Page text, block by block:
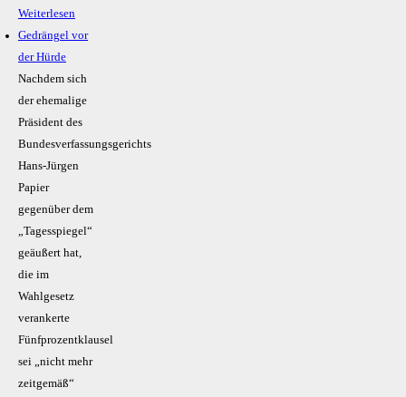
Weiterlesen
Gedrängel vor
der Hürde
Nachdem sich
der ehemalige
Präsident des
Bundesverfassungsgerichts
Hans-Jürgen
Papier
gegenüber dem
„Tagesspiegel“
geäußert hat,
die im
Wahlgesetz
verankerte
Fünfprozentklausel
sei „nicht mehr
zeitgemäß“